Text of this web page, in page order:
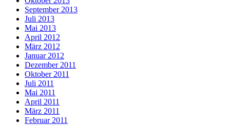
September 2013
Juli 2013
Mai 2013
April 2012
März 2012
Januar 2012
Dezember 2011
Oktober 2011
Juli 2011
Mai 2011
April 2011
März 2011
Februar 2011